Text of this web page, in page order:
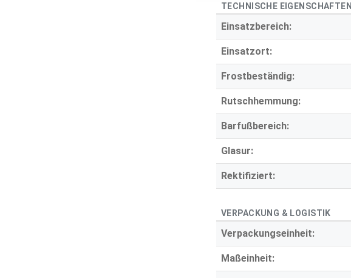
TECHNISCHE EIGENSCHAFTEN
Einsatzbereich:
Einsatzort:
Frostbeständig:
Rutschhemmung:
Barfußbereich:
Glasur:
Rektifiziert:
VERPACKUNG & LOGISTIK
Verpackungseinheit:
Maßeinheit: